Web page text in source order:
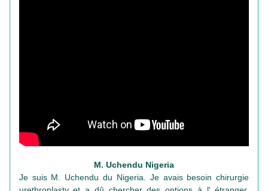
M. Uchendu Nigeria
Je suis M. Uchendu du Nigeria. Je avais besoin chirurgie